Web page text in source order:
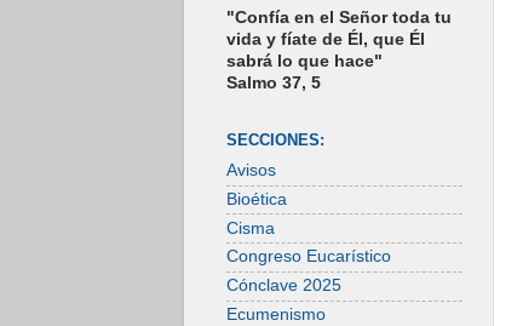
"Confía en el Señor toda tu
vida y fíate de Él, que Él
sabrá lo que hace"
Salmo 37, 5
SECCIONES:
Avisos
Bioética
Cisma
Congreso Eucarístico
Cónclave 2025
Ecumenismo